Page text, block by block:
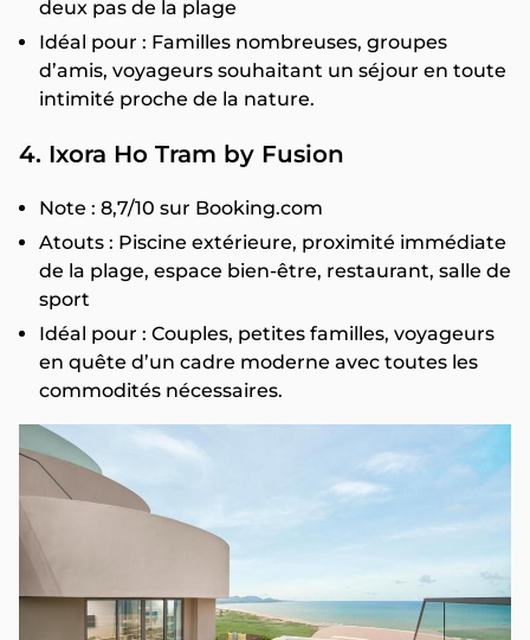
deux pas de la plage
Idéal pour : Familles nombreuses, groupes
d’amis, voyageurs souhaitant un séjour en toute
intimité proche de la nature.
4. Ixora Ho Tram by Fusion
Note : 8,7/10 sur Booking.com
Atouts : Piscine extérieure, proximité immédiate
de la plage, espace bien-être, restaurant, salle de
sport
Idéal pour : Couples, petites familles, voyageurs
en quête d’un cadre moderne avec toutes les
commodités nécessaires.